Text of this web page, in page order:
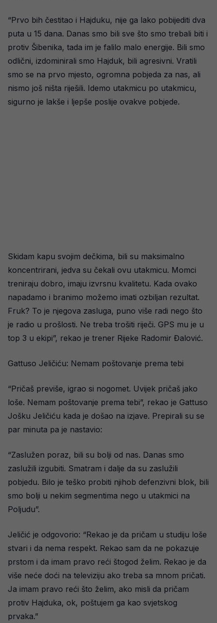
“Prvo bih čestitao i Hajduku, nije ga lako pobijediti dva
puta u 15 dana. Danas smo bili sve što smo trebali biti i
protiv Šibenika, tada im je falilo malo energije. Bili smo
odlični, izdominirali smo Hajduk, bili agresivni. Vratili
smo se na prvo mjesto, ogromna pobjeda za nas, ali
nismo još ništa riješili. Idemo utakmicu po utakmicu,
sigurno je lakše i ljepše poslije ovakve pobjede.
Skidam kapu svojim dečkima, bili su maksimalno
koncentrirani, jedva su čekali ovu utakmicu. Momci
treniraju dobro, imaju izvrsnu kvalitetu. Kada ovako
napadamo i branimo možemo imati ozbiljan rezultat.
Fruk? To je njegova zasluga, puno više radi nego što
je radio u prošlosti. Ne treba trošiti riječi. GPS mu je u
top 3 u ekipi”, rekao je trener Rijeke Radomir Đalović.
Gattuso Jeličiću: Nemam poštovanje prema tebi
“Pričaš previše, igrao si nogomet. Uvijek pričaš jako
loše. Nemam poštovanje prema tebi”, rekao je Gattuso
Jošku Jeličiću kada je došao na izjave. Prepirali su se
par minuta pa je nastavio:
“Zaslužen poraz, bili su bolji od nas. Danas smo
zaslužili izgubiti. Smatram i dalje da su zaslužili
pobjedu. Bilo je teško probiti njihob defenzivni blok, bili
smo bolji u nekim segmentima nego u utakmici na
Poljudu”.
Jeličić je odgovorio: “Rekao je da pričam u studiju loše
stvari i da nema respekt. Rekao sam da ne pokazuje
prstom i da imam pravo reći štogod želim. Rekao je da
više neće doći na televiziju ako treba sa mnom pričati.
Ja imam pravo reći što želim, ako misli da pričam
protiv Hajduka, ok, poštujem ga kao svjetskog
prvaka.”